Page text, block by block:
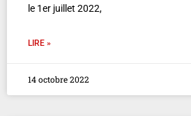
le 1er juillet 2022,
LIRE »
14 octobre 2022